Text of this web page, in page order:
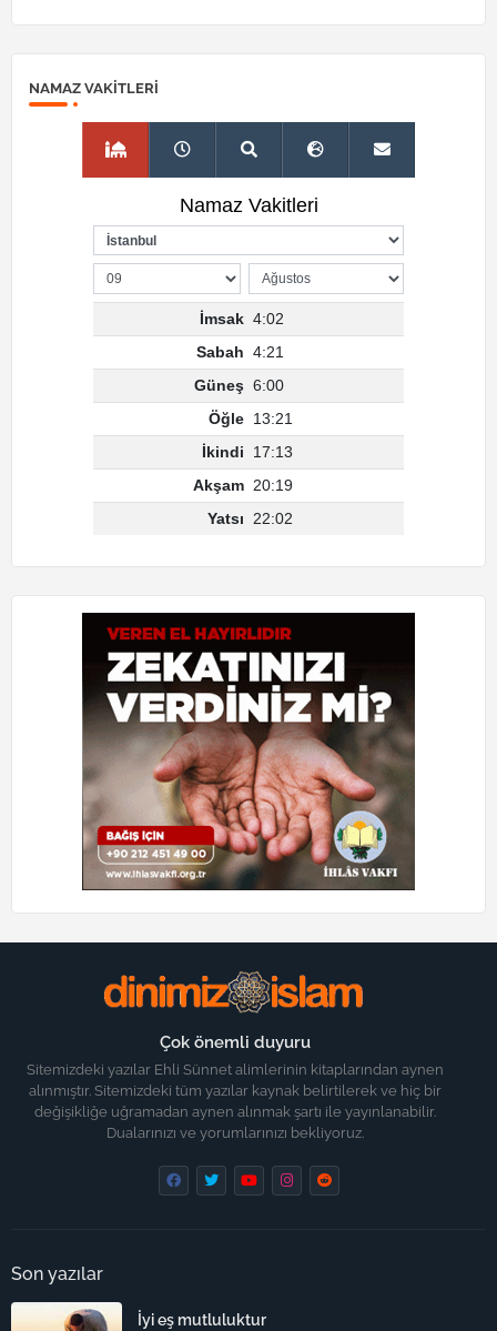
NAMAZ VAKITLERI
Çok önemli duyuru
Sitemizdeki yazılar Ehli Sünnet alimlerinin kitaplarından aynen
alınmıştır. Sitemizdeki tüm yazılar kaynak belirtilerek ve hiç bir
değişikliğe uğramadan aynen alınmak şartı ile yayınlanabilir.
Dualarınızı ve yorumlarınızı bekliyoruz.
Son yazılar
İyi eş mutluluktur